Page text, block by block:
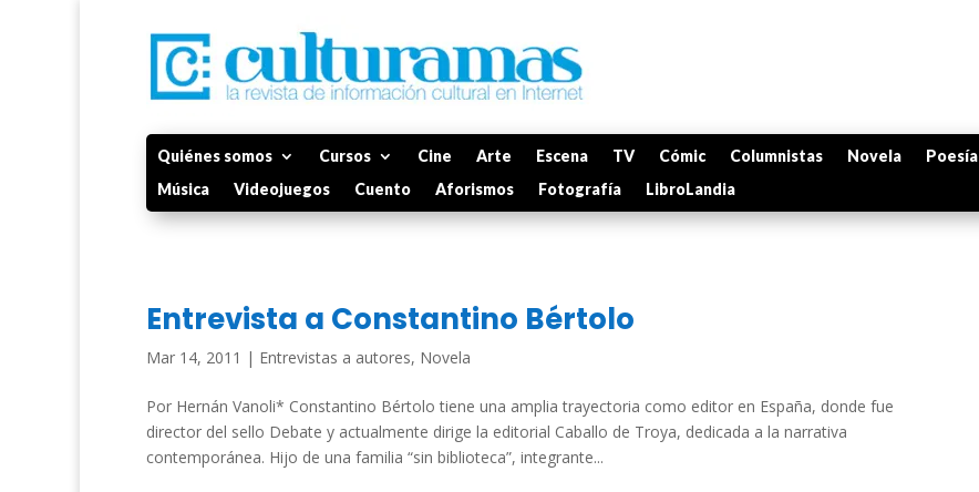
Quiénes somos Cursos Cine Arte Escena TV Cómic Columnistas Novela Poesía
Música
Videojuegos Cuento Aforismos Fotografía LibroLandia
Entrevista a Constantino Bértolo
Mar 14, 2011 | Entrevistas a autores, Novela
Por Hernán Vanoli* Constantino Bértolo tiene una amplia trayectoria como editor en España, donde fue
director del sello Debate y actualmente dirige la editorial Caballo de Troya, dedicada a la narrativa
contemporánea. Hijo de una familia “sin biblioteca”, integrante...